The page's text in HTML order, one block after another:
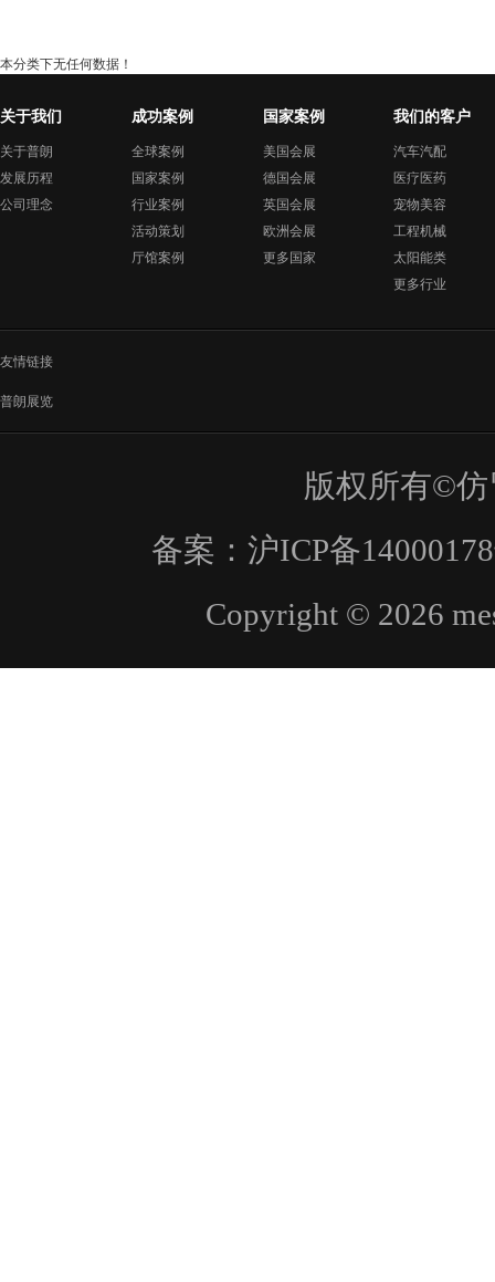
本分类下无任何数据！
关于我们
关于普朗
发展历程
公司理念
成功案例
全球案例
国家案例
行业案例
活动策划
厅馆案例
国家案例
美国会展
德国会展
英国会展
欧洲会展
更多国家
我们的客户
汽车汽配
医疗医药
宠物美容
工程机械
太阳能类
更多行业
友情链接
普朗展览
版权所有©
备案： 沪ICP备
Copyright © 2026